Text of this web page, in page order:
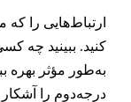
را که
ببینید چه کسی
مؤثر بهره
را آشکار